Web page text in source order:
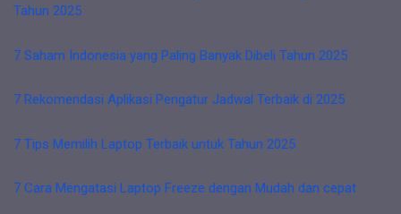
Tahun 2025
7 Saham Indonesia yang Paling Banyak Dibeli Tahun 2025
7 Rekomendasi Aplikasi Pengatur Jadwal Terbaik di 2025
7 Tips Memilih Laptop Terbaik untuk Tahun 2025
7 Cara Mengatasi Laptop Freeze dengan Mudah dan cepat